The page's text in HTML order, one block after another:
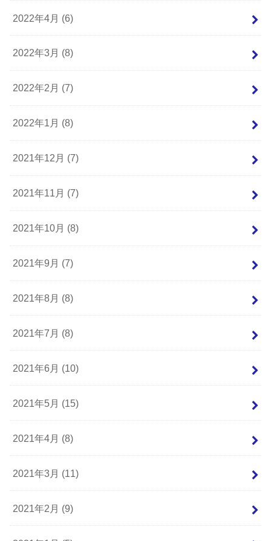
2022年4月 (6)
2022年3月 (8)
2022年2月 (7)
2022年1月 (8)
2021年12月 (7)
2021年11月 (7)
2021年10月 (8)
2021年9月 (7)
2021年8月 (8)
2021年7月 (8)
2021年6月 (10)
2021年5月 (15)
2021年4月 (8)
2021年3月 (11)
2021年2月 (9)